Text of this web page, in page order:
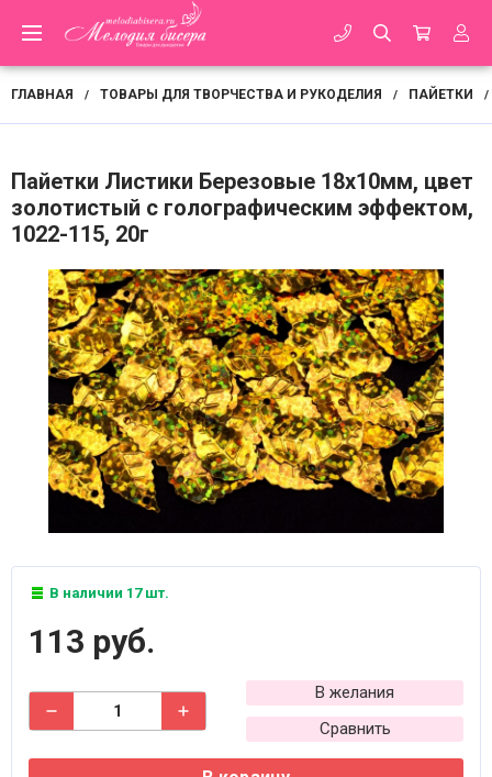
ГЛАВНАЯ / ТОВАРЫ ДЛЯ ТВОРЧЕСТВА И РУКОДЕЛИЯ / ПАЙЕТКИ /
Пайетки Листики Березовые 18х10мм, цвет
золотистый с голографическим эффектом,
1022-115, 20г
В наличии 17 шт.
113 руб.
В желания
Сравнить